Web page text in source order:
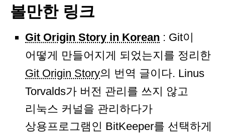
볼만한 링크
Git Origin Story in Korean : Git이
어떻게 만들어지게 되었는지를 정리한
Git Origin Story의 번역 글이다. Linus
Torvalds가 버전 관리를 쓰지 않고
리눅스 커널을 관리하다가
상용프로그램인 BitKeeper를 선택하게